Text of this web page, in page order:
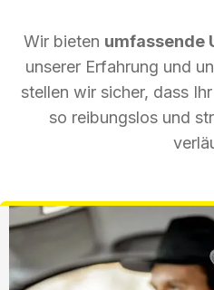
Wir bieten umfassende
unserer Erfahrung und
stellen wir sicher, dass
so reibungslos und